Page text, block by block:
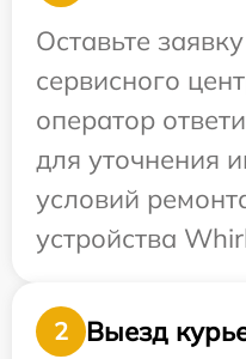
Оставьте
сервисного
оператор
для уточнения
условий
устройства
2
Выезд